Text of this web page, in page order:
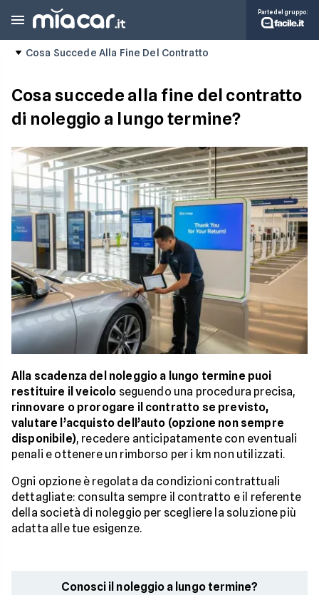
Parte del gruppo:
Cosa Succede Alla Fine Del Contratto
Cosa succede alla fine del contratto
di noleggio a lungo termine?
Alla scadenza del noleggio a lungo termine puoi
restituire il veicolo seguendo una procedura precisa,
rinnovare o prorogare il contratto se previsto,
valutare l’acquisto dell’auto (opzione non sempre
disponibile), recedere anticipatamente con eventuali
penali e ottenere un rimborso per i km non utilizzati.
Ogni opzione è regolata da condizioni contrattuali
dettagliate: consulta sempre il contratto e il referente
della società di noleggio per scegliere la soluzione più
adatta alle tue esigenze.
Conosci il noleggio a lungo termine?